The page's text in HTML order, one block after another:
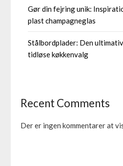
Gør din fejring unik:
plast champagneglas
Stålbordplader: Den
tidløse køkkenvalg
Recent Comments
Der er ingen kommentarer at